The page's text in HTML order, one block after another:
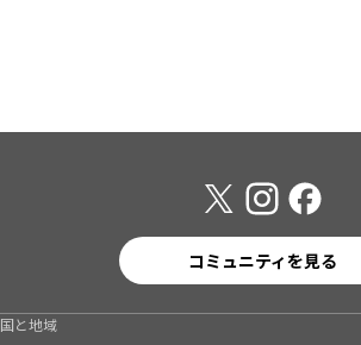
コミュニティを見る
国と地域